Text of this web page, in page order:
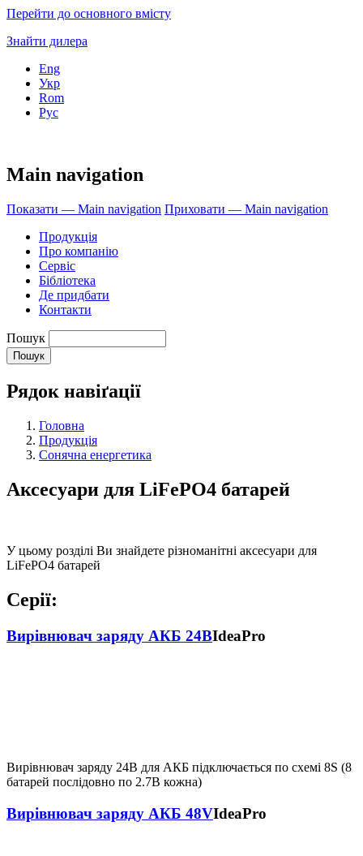
Перейти до основного вмісту
Знайти дилера
Eng
Укр
Rom
Рус
Main navigation
Показати — Main navigation Приховати — Main navigation
Продукція
Про компанію
Сервіс
Бібліотека
Де придбати
Контакти
Пошук
Рядок навіґації
Головна
Продукція
Сонячна енергетика
Аксесуари для LiFePO4 батарей
У цьому розділі Ви знайдете різноманітні аксесуари для
LiFePO4 батарей
Серії:
Вирівнювач заряду АКБ 24ВIdeaPro
Вирівнювач заряду 24В для АКБ підключається по схемі 8S (8
батарей послідовно по 2.7В кожна)
Вирівнювач заряду АКБ 48VIdeaPro